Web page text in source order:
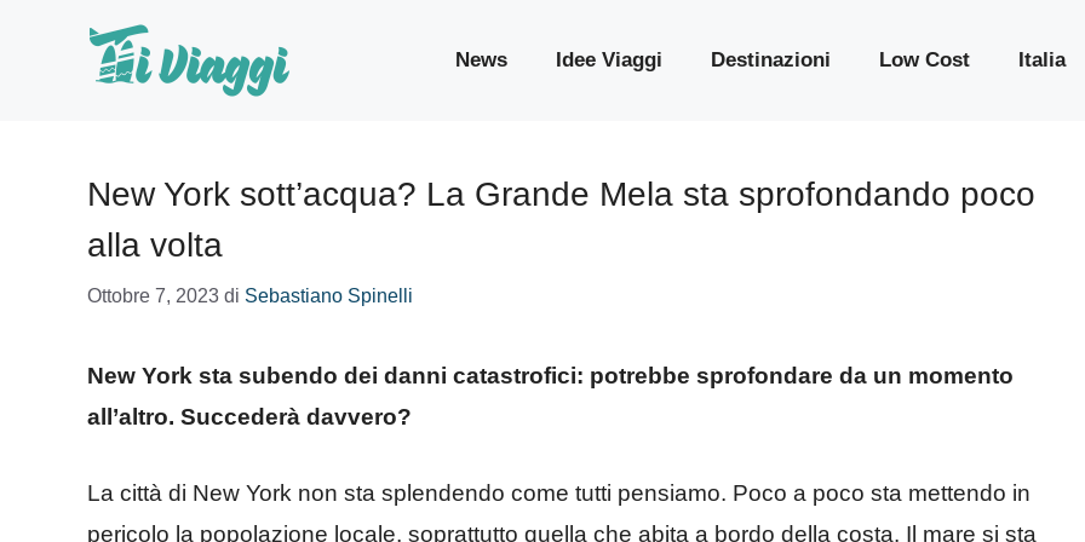
News Idee Viaggi Destinazioni Low Cost Italia
New York sott’acqua? La Grande Mela sta sprofondando poco
alla volta
Ottobre 7, 2023 di Sebastiano Spinelli
New York sta subendo dei danni catastrofici: potrebbe sprofondare da un momento
all’altro. Succederà davvero?
La città di New York non sta splendendo come tutti pensiamo. Poco a poco sta mettendo in
pericolo la popolazione locale, soprattutto quella che abita a bordo della costa. Il mare si sta